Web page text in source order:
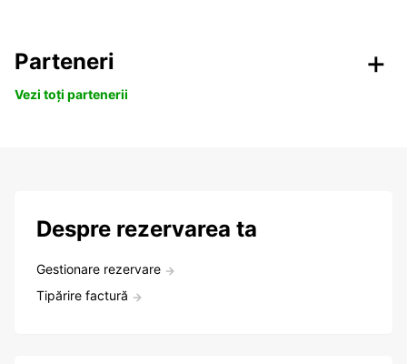
Parteneri
Vezi toți partenerii
Despre rezervarea ta
Gestionare rezervare
Tipărire factură